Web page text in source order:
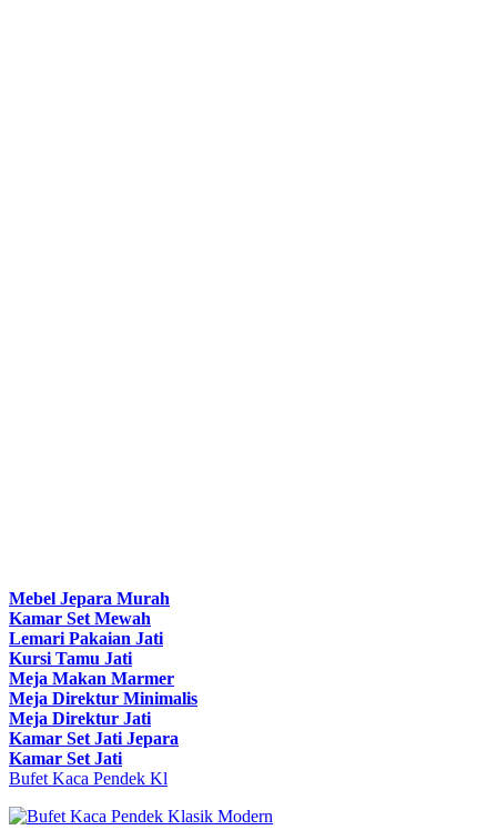
Mebel Jepara Murah
Kamar Set Mewah
Lemari Pakaian Jati
Kursi Tamu Jati
Meja Makan Marmer
Meja Direktur Minimalis
Meja Direktur Jati
Kamar Set Jati Jepara
Kamar Set Jati
Bufet Kaca Pendek Kl